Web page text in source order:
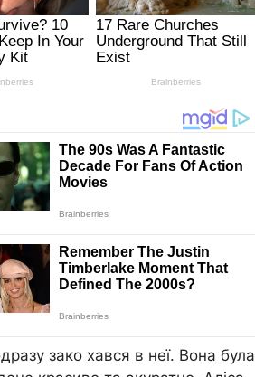
зако хався в неї. Вона була